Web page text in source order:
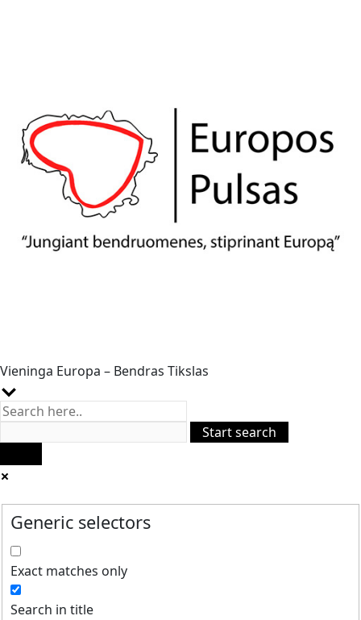
Vieninga Europa – Bendras Tikslas
Generic selectors
Exact matches only
Search in title